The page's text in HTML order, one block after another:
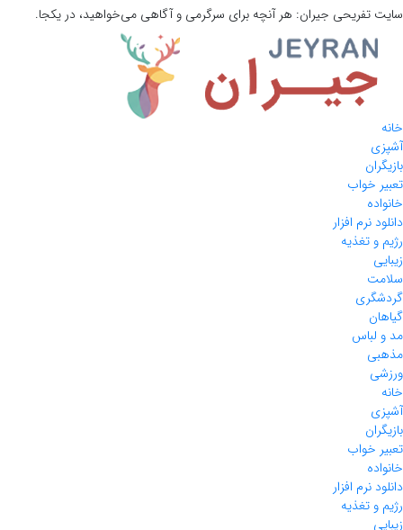
جیران:هر آنچه برای سرگرمی و آگاهی می‌خواهید، در یکجا.
افزار
افزار